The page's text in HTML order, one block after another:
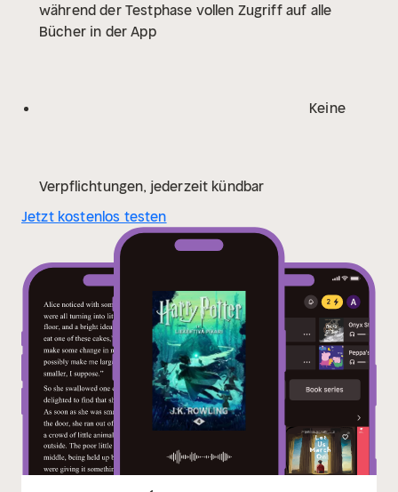
während der Testphase vollen Zugriff auf alle
Bücher in der App
Keine
Verpflichtungen, jederzeit kündbar
Jetzt kostenlos testen